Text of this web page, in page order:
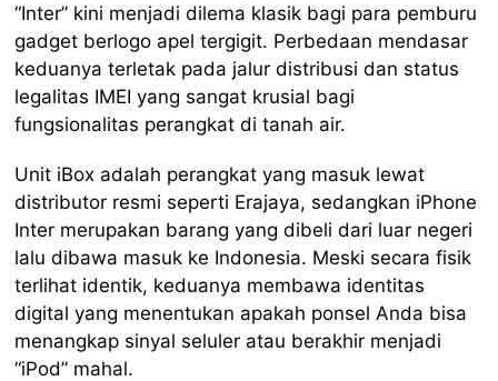
“Inter” kini menjadi dilema klasik bagi para pemburu
gadget berlogo apel tergigit. Perbedaan mendasar
keduanya terletak pada jalur distribusi dan status
legalitas IMEI yang sangat krusial bagi
fungsionalitas perangkat di tanah air.
Unit iBox adalah perangkat yang masuk lewat
distributor resmi seperti Erajaya, sedangkan iPhone
Inter merupakan barang yang dibeli dari luar negeri
lalu dibawa masuk ke Indonesia. Meski secara fisik
terlihat identik, keduanya membawa identitas
digital yang menentukan apakah ponsel Anda bisa
menangkap sinyal seluler atau berakhir menjadi
“iPod” mahal.